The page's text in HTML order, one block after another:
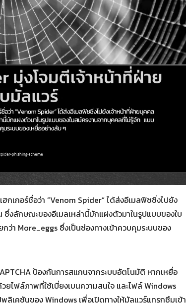
Search
เกอร์ชื่อว่า “Venom Spider” ได้ส่งอีเมลฟิชชิ่งไปยัง
ซึ่งลักษณะของอีเมลเหล่านี้มักแฝงตัวมาในรูปแบบของใบ
า More_eggs ซึ่งเป็นช่องทางเข้าควบคุมระบบของ
ป้องกันการสแกนจากระบบอัตโนมัติ หากเหยื่อ
ไฟล์ภาพที่ใช้เบี่ยงเบนความสนใจ และไฟล์ Windows
ลิเคชันของ Windows เพื่อเปิดทางให้มัลแวร์แทรกซึมเข้า